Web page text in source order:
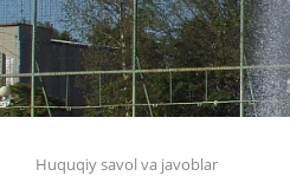
Huquqiy savol va javoblar